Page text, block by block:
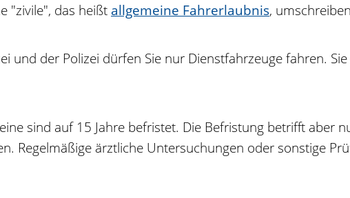
"zivile", das heißt allgemeine Fahrerlaubnis,
und der Polizei dürfen Sie nur Dienstfahrzeuge fahren.
sind auf 15 Jahre befristet. Die Befristung betrifft aber
Regelmäßige ärztliche Untersuchungen oder sonstige